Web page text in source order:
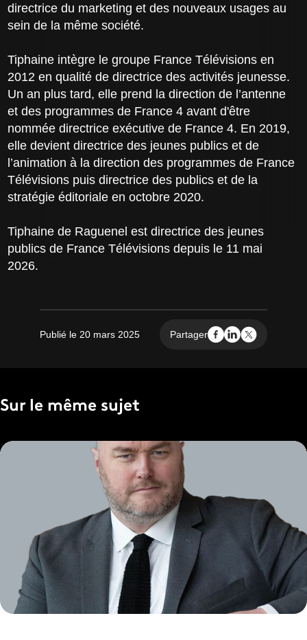
directrice du marketing et des nouveaux usages au
sein de la même société.
Tiphaine intègre le groupe France Télévisions en
2012 en qualité de directrice des activités jeunesse.
Un an plus tard, elle prend la direction de l’antenne
et des programmes de France 4 avant d'être
nommée directrice exécutive de France 4. En 2019,
elle devient directrice des jeunes publics et de
l’animation à la direction des programmes de France
Télévisions puis directrice des publics et de la
stratégie éditoriale en octobre 2020.
Tiphaine de Raguenel est directrice des jeunes
publics de France Télévisions depuis le 11 mai
2026.
Publié le 20 mars 2025 Partager
Sur le même sujet